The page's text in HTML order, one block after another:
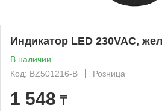
Индикатор LED 230VAC,
В наличии
Код: BZ501216-B
Розница
1 548 ₸